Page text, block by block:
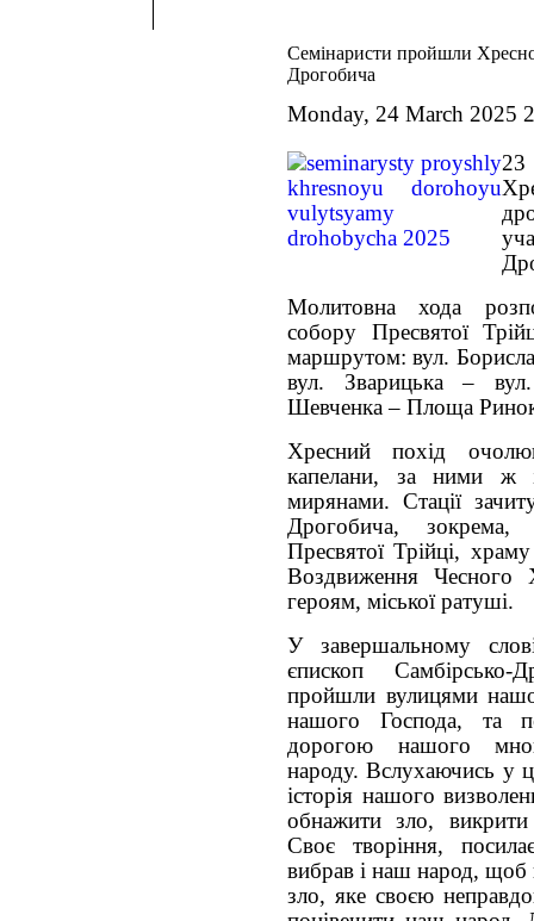
Семінаристи пройшли
Дрогобича
Monday, 24 March 2025
Молитовна хода
собору Пресвятої
маршрутом: вул.
вул. Зварицька –
Шевченка – Площа
Хресний похід
капелани, за ними ж
мирянами. Стації
Дрогобича, зокрема,
Пресвятої Трійці,
Воздвиження Чесного
героям, міської ратуші.
У завершальному
єпископ
пройшли вулицями
нашого Господа, та
дорогою нашого
народу. Вслухаючись у
історія нашого
обнажити зло,
Своє творіння,
вибрав і наш народ, щоб
зло, яке своєю